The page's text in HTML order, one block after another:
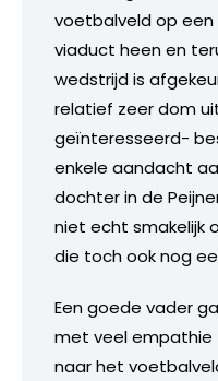
voetbalveld op
viaduct heen en
wedstrijd is
relatief zeer dom
geïnteresseerd-
enkele aandacht
dochter in de
niet echt smakelijk
die toch ook nog
Een goede vader
met veel empathie
naar het